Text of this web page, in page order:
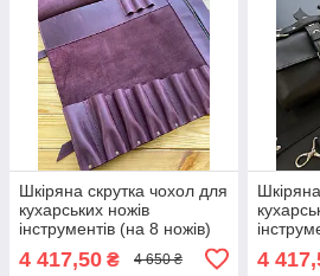
Шкіряна скрутка чохол для
кухарських ножів
інструментів (на 8 ножів)
4 417,50 ₴ 4 650 ₴ 4